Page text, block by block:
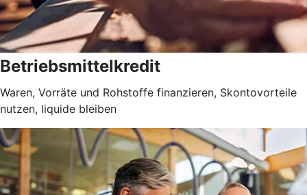
Betriebsmittelkredit
Waren, Vorräte und Rohstoffe finanzieren, Skontovorteile
nutzen, liquide bleiben